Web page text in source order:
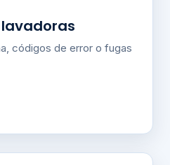
códigos de error o fugas